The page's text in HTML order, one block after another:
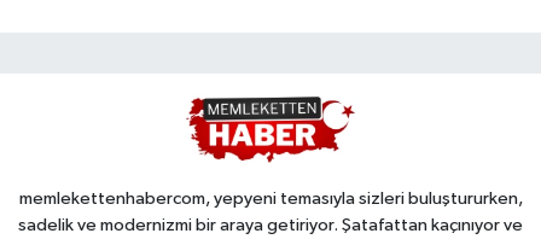
memlekettenhabercom, yepyeni temasıyla sizleri buluştururken,
sadelik ve modernizmi bir araya getiriyor. Şatafattan kaçınıyor ve